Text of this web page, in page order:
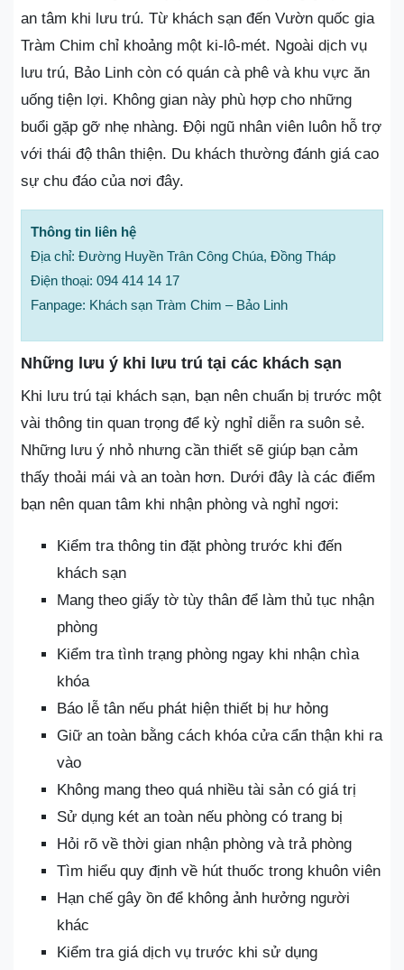
an tâm khi lưu trú. Từ khách sạn đến Vườn quốc gia
Tràm Chim chỉ khoảng một ki-lô-mét. Ngoài dịch vụ
lưu trú, Bảo Linh còn có quán cà phê và khu vực ăn
uống tiện lợi. Không gian này phù hợp cho những
buổi gặp gỡ nhẹ nhàng. Đội ngũ nhân viên luôn hỗ trợ
với thái độ thân thiện. Du khách thường đánh giá cao
sự chu đáo của nơi đây.
Thông tin liên hệ
Địa chỉ: Đường Huyền Trân Công Chúa, Đồng Tháp
Điện thoại: 094 414 14 17
Fanpage: Khách sạn Tràm Chim – Bảo Linh
Những lưu ý khi lưu trú tại các khách sạn
Khi lưu trú tại khách sạn, bạn nên chuẩn bị trước một
vài thông tin quan trọng để kỳ nghỉ diễn ra suôn sẻ.
Những lưu ý nhỏ nhưng cần thiết sẽ giúp bạn cảm
thấy thoải mái và an toàn hơn. Dưới đây là các điểm
bạn nên quan tâm khi nhận phòng và nghỉ ngơi:
Kiểm tra thông tin đặt phòng trước khi đến
khách sạn
Mang theo giấy tờ tùy thân để làm thủ tục nhận
phòng
Kiểm tra tình trạng phòng ngay khi nhận chìa
khóa
Báo lễ tân nếu phát hiện thiết bị hư hỏng
Giữ an toàn bằng cách khóa cửa cẩn thận khi ra
vào
Không mang theo quá nhiều tài sản có giá trị
Sử dụng két an toàn nếu phòng có trang bị
Hỏi rõ về thời gian nhận phòng và trả phòng
Tìm hiểu quy định về hút thuốc trong khuôn viên
Hạn chế gây ồn để không ảnh hưởng người
khác
Kiểm tra giá dịch vụ trước khi sử dụng